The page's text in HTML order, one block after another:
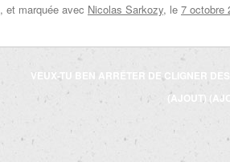
, et marquée avec Nicolas Sarkozy, le 7 octobre
VEUX-TU BEN ARRÊTER DE CLIGNER
(AJOUT)